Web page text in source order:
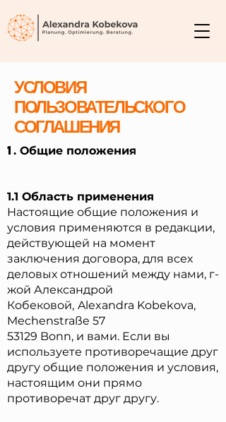
УСЛОВИЯ
ПОЛЬЗОВАТЕЛЬСКОГО
СОГЛАШЕНИЯ
1 . Общие положения
1.1 Область применения
Настоящие общие положения и
условия применяются в редакции,
действующей на момент
заключения договора, для всех
деловых отношений между нами, г-
жой Александрой
Кобековой, Alexandra Kobekova,
Mechenstraße 57
53129 Bonn, и вами. Если вы
используете противоречащие друг
другу общие положения и условия,
настоящим они прямо
противоречат друг другу.